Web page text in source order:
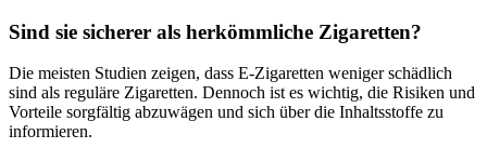
Sind sie sicherer als herkömmliche Zigaretten?
Die meisten Studien zeigen, dass E-Zigaretten weniger schädlich
sind als reguläre Zigaretten. Dennoch ist es wichtig, die Risiken und
Vorteile sorgfältig abzuwägen und sich über die Inhaltsstoffe zu
informieren.